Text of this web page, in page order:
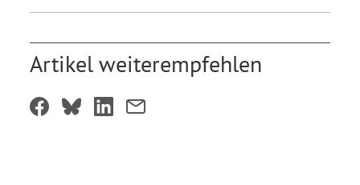
Artikel weiterempfehlen